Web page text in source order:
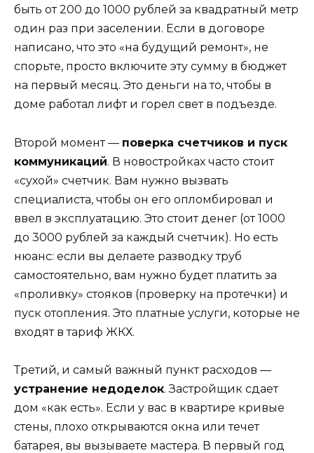
быть от 200 до 1000 рублей за квадратный метр
один раз при заселении. Если в договоре
написано, что это «на будущий ремонт», не
спорьте, просто включите эту сумму в бюджет
на первый месяц. Это деньги на то, чтобы в
доме работал лифт и горел свет в подъезде.
Второй момент — поверка счетчиков и пуск
коммуникаций. В новостройках часто стоит
«сухой» счетчик. Вам нужно вызвать
специалиста, чтобы он его опломбировал и
ввел в эксплуатацию. Это стоит денег (от 1000
до 3000 рублей за каждый счетчик). Но есть
нюанс: если вы делаете разводку труб
самостоятельно, вам нужно будет платить за
«проливку» стояков (проверку на протечки) и
пуск отопления. Это платные услуги, которые не
входят в тариф ЖКХ.
Третий, и самый важный пункт расходов —
устранение недоделок. Застройщик сдает
дом «как есть». Если у вас в квартире кривые
стены, плохо открываются окна или течет
батарея, вы вызываете мастера. В первый год